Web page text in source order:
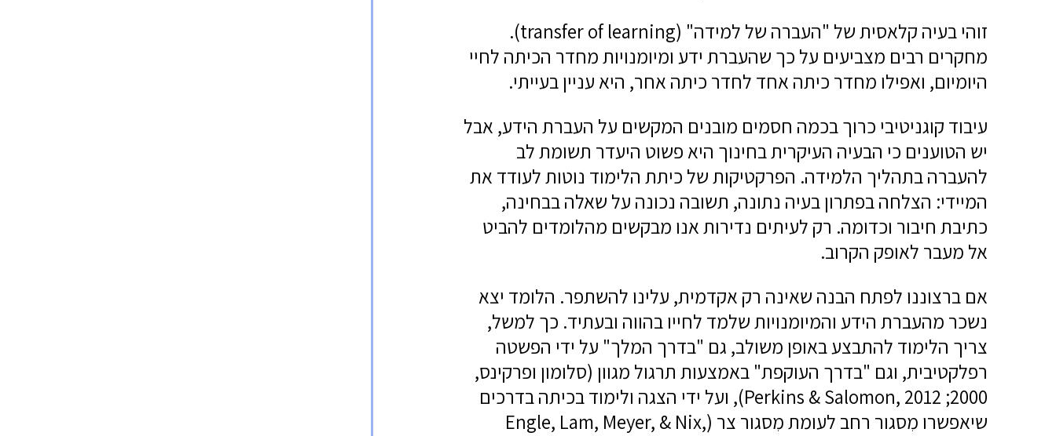
זוהי בעיה קלאסית של "העברה של למידה" (transfer of learning).
מחקרים רבים מצביעים על כך שהעברת ידע ומיומנויות מחדר הכיתה לחיי
היומיום, ואפילו מחדר כיתה אחד לחדר כיתה אחר, היא עניין בעייתי.
עיבוד קוגניטיבי כרוך בכמה חסמים מובנים המקשים על העברת הידע, אבל
יש הטוענים כי הבעיה העיקרית בחינוך היא פשוט היעדר תשומת לב
להעברה בתהליך הלמידה. הפרקטיקות של כיתת הלימוד נוטות לעודד את
המיידי: הצלחה בפתרון בעיה נתונה, תשובה נכונה על שאלה בבחינה,
כתיבת חיבור וכדומה. רק לעיתים נדירות אנו מבקשים מהלומדים להביט
אל מעבר לאופק הקרוב.
אם ברצוננו לפתח הבנה שאינה רק אקדמית, עלינו להשתפר. הלומד יצא
נשכר מהעברת הידע והמיומנויות שלמד לחייו בהווה ובעתיד. כך למשל,
צריך הלימוד להתבצע באופן משולב, גם "בדרך המלך" על ידי הפשטה
רפלקטיבית, וגם "בדרך העוקפת" באמצעות תרגול מגוון (סלומון ופרקינס,
2000; Perkins & Salomon, 2012), ועל ידי הצגה ולימוד בכיתה בדרכים
שיאפשרו מִסגור רחב לעומת מִסגור צר (Engle, Lam, Meyer, & Nix,